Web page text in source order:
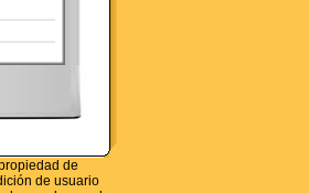
de
de usuario